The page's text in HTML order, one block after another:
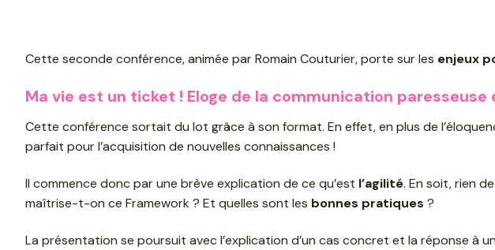
Cette seconde conférence, animée par Romain Couturier, porte sur les enjeux
Ma vie est un ticket ! Eloge de la communication
Cette conférence sortait du lot grâce à son format. En effet, en plus de
parfait pour l’acquisition de nouvelles connaissances !
Il commence donc par une brève explication de ce qu’est l’agilité. En soit, rien
maîtrise-t-on ce Framework ? Et quelles sont les bonnes pratiques ?
La présentation se poursuit avec l’explication d’un cas concret et la réponse à